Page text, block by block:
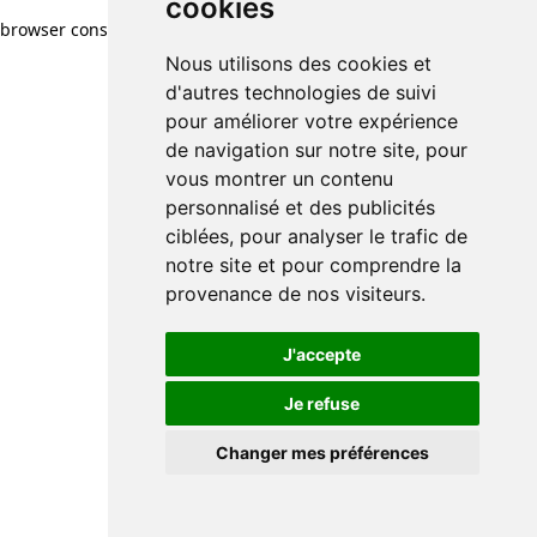
cookies
Nous utilisons des cookies et
d'autres technologies de suivi
pour améliorer votre expérience
de navigation sur notre site, pour
vous montrer un contenu
personnalisé et des publicités
ciblées, pour analyser le trafic de
notre site et pour comprendre la
provenance de nos visiteurs.
J'accepte
Je refuse
Changer mes préférences
browser console for more information)